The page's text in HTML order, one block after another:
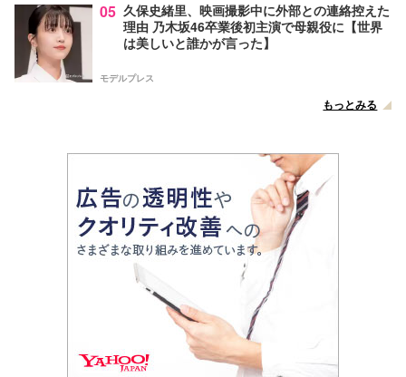
05 久保史緒里、映画撮影中に外部との連絡控えた
理由 乃木坂46卒業後初主演で母親役に【世界
は美しいと誰かが言った】
モデルプレス
もっとみる